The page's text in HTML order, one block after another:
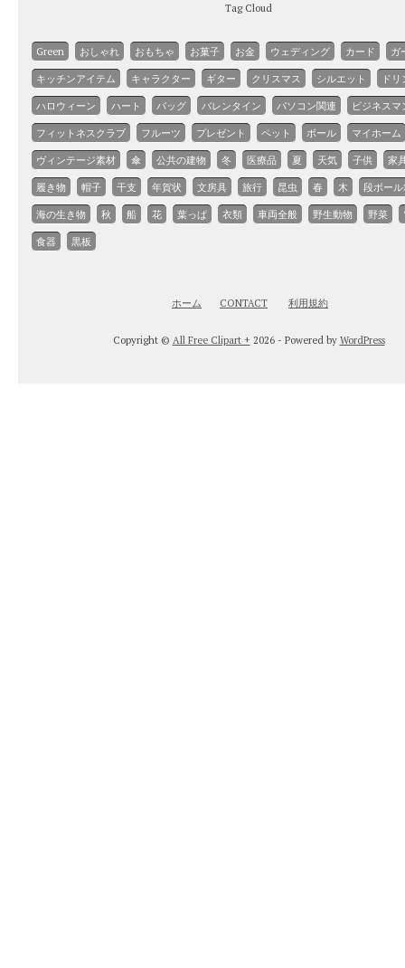
Tag Cloud
Green おしゃれ おもちゃ お菓子 お金 ウェディング カード ガ
キッチンアイテム キャラクター ギター クリスマス シルエット ド
ハロウィーン ハート バッグ バレンタイン パソコン関連 ビジネスマ
フィットネスクラブ フルーツ プレゼント ペット ボール マイホーム
ヴィンテージ素材 傘 公共の建物 冬 医療品 夏 天気 子供 家
履き物 帽子 干支 年賀状 文房具 旅行 昆虫 春 木 段ボー
海の生き物 秋 船 花 葉っぱ 衣類 車両全般 野生動物 野菜
食器 黒板
ホーム CONTACT 利用規約
Copyright © All Free Clipart + 2026 - Powered by WordPress